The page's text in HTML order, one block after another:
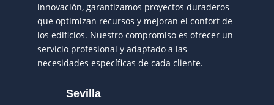
innovación, garantizamos proyectos duraderos
que optimizan recursos y mejoran el confort de
los edificios. Nuestro compromiso es ofrecer un
servicio profesional y adaptado a las
necesidades específicas de cada cliente.
Sevilla